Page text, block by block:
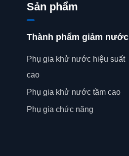
Sản phẩm
Thành phẩm giảm nước
Phụ gia khử nước hiệu suất
cao
Phụ gia khử nước tầm cao
Phụ gia chức năng